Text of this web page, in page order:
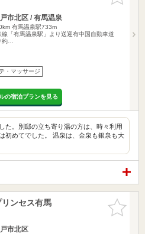
市北区 / 有馬温泉
有馬温泉駅733m
線「有馬温泉駅」より送迎有中国自動車道
約…
・マッサージ
の宿泊プランを見る
た。別邸の立ち寄り湯の方は、時々利用
初めてでした。 温泉は、金泉も銀泉も大
お気に入
りに追加
ンセス有馬
市北区